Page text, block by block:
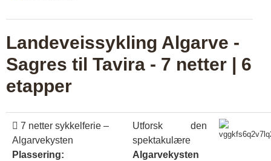
Landeveissykling Algarve -
Sagres til Tavira - 7 netter | 6
etapper
7 netter sykkelferie –
Algarvekysten
Plassering:
Utforsk den
spektakulære
Algarvekysten